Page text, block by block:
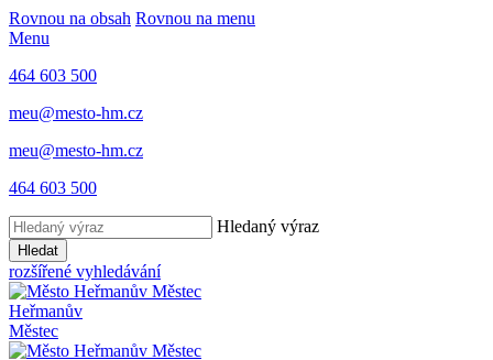
Rovnou na obsah Rovnou na menu
Menu
464 603 500
meu@mesto-hm.cz
meu@mesto-hm.cz
464 603 500
Hledaný výraz
Hledat
rozšířené vyhledávání
Heřmanův
Městec